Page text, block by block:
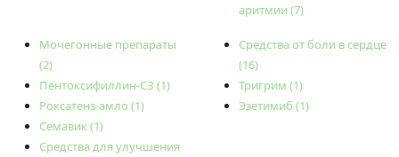
аритмии (7)
Мочегонные препараты
(2)
Пентоксифиллин-СЗ (1)
Роксатенз-амло (1)
Семавик (1)
Средства для улучшения
Средства от боли в сердце
(16)
Тригрим (1)
Эзетимиб (1)